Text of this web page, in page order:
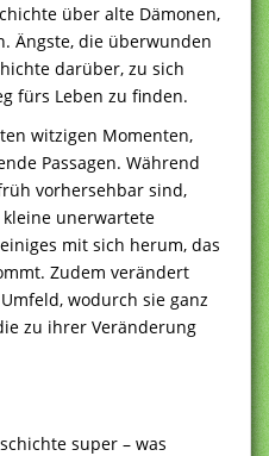
über alte Dämonen,
Ängste, die überwunden
darüber, zu sich
fürs Leben zu finden.
witzigen Momenten,
Passagen. Während
vorhersehbar sind,
unerwartete
mit sich herum, das
Zudem verändert
wodurch sie ganz
zu ihrer Veränderung
super – was